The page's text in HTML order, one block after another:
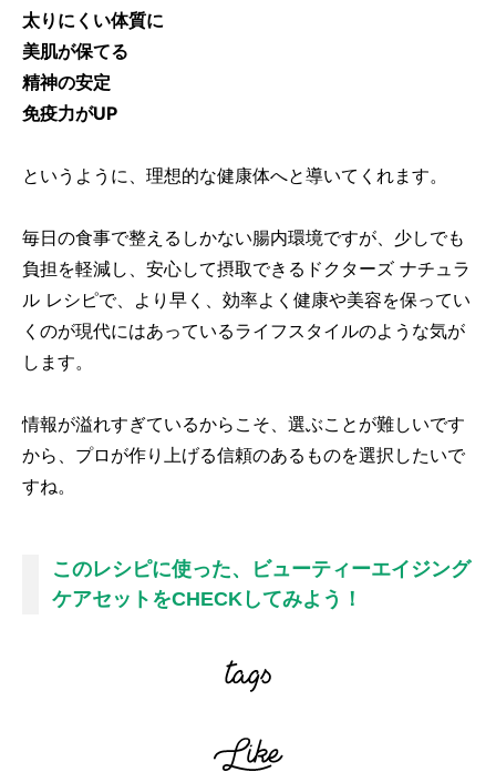
太りにくい体質に
美肌が保てる
精神の安定
免疫力がUP
というように、理想的な健康体へと導いてくれます。
毎日の食事で整えるしかない腸内環境ですが、少しでも
負担を軽減し、安心して摂取できるドクターズ ナチュラ
ル レシピで、より早く、効率よく健康や美容を保ってい
くのが現代にはあっているライフスタイルのような気が
します。
情報が溢れすぎているからこそ、選ぶことが難しいです
から、プロが作り上げる信頼のあるものを選択したいで
すね。
このレシピに使った、ビューティーエイジング
ケアセットをCHECKしてみよう！